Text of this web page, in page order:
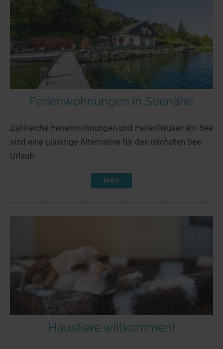
Ferienwohnungen in Seenähe
Zahlreiche Ferienwohnungen und Ferienhäuser am See
sind eine günstige Alternative für den nächsten See-
Urlaub.
Mehr
Haustiere willkommen!